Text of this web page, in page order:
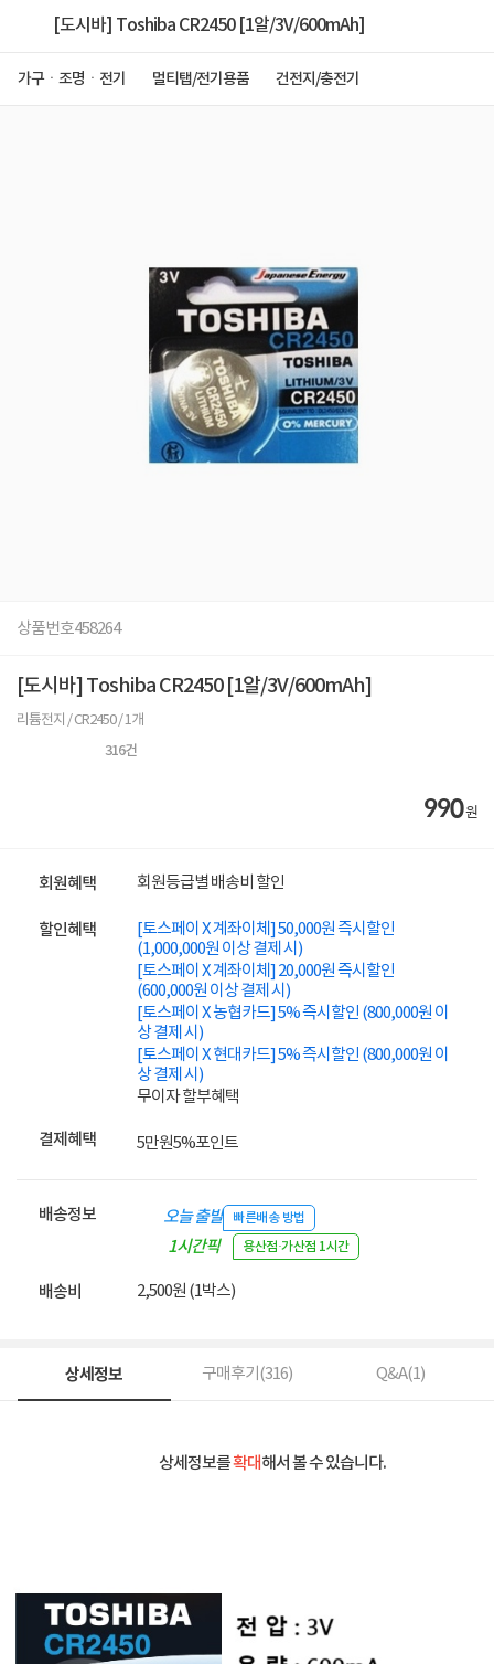
[도시바] Toshiba CR2450 [1알/3V/600mAh]
가구ㆍ조명ㆍ전기 멀티탭/전기용품 건전지/충전기
상품번호458264
[도시바] Toshiba CR2450 [1알/3V/600mAh]
리튬전지 / CR2450 / 1개
316건
990원
회원혜택 회원등급별 배송비 할인
할인혜택
[토스페이 X 계좌이체] 50,000원 즉시할인
(1,000,000원 이상 결제 시)
[토스페이 X 계좌이체] 20,000원 즉시할인
(600,000원 이상 결제 시)
[토스페이 X 농협카드] 5% 즉시할인 (800,000원 이
상 결제 시)
[토스페이 X 현대카드] 5% 즉시할인 (800,000원 이
상 결제 시)
무이자 할부혜택
결제혜택 5만원5%포인트
배송정보 오늘 출발 빠른배송 방법
1시간픽
용산점·가산점 1시간
배송비 2,500원 (1박스)
상세정보 구매후기(316) Q&A(1)
상세정보를확대해서 볼 수 있습니다.